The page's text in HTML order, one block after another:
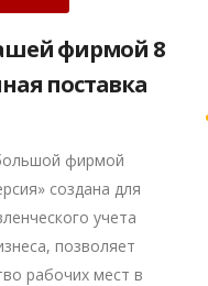
фирмой 8
поставка
фирмой
создана для
учета
позволяет
рабочих мест в